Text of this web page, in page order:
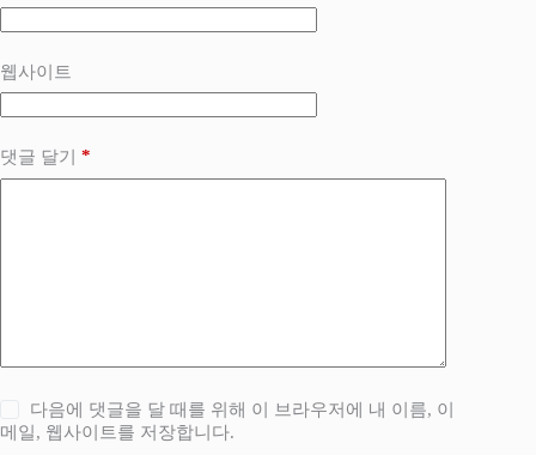
웹사이트
댓글 달기 *
다음에 댓글을 달 때를 위해 이 브라우저에 내 이름, 이
메일, 웹사이트를 저장합니다.